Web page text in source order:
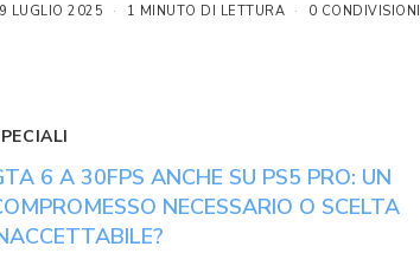
LUGLIO 2025 1 MINUTO DI LETTURA 0 CONDIVISIONI
6 A 30FPS ANCHE SU PS5 PRO: UN
NECESSARIO O SCELTA